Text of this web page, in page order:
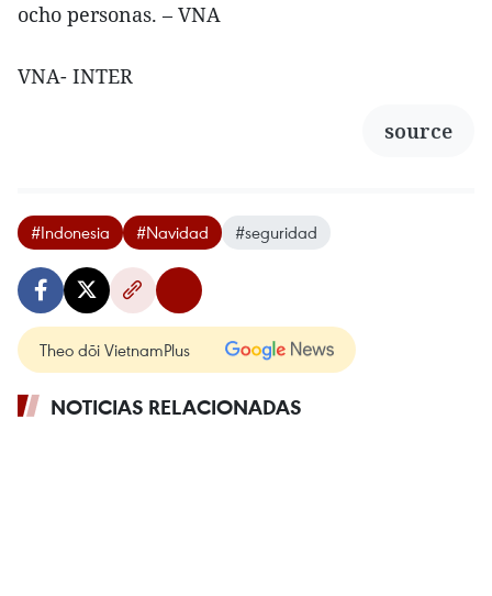
ocho personas. – VNA
VNA- INTER
source
#Indonesia #Navidad #seguridad
Theo dõi VietnamPlus
NOTICIAS RELACIONADAS